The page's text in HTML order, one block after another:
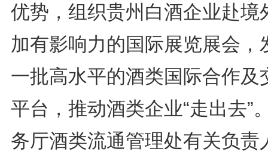
优势，组织贵州白酒企业赴境
加有影响力的国际展览展会，
一批高水平的酒类国际合作及
平台，推动酒类企业“走出去”
务厅酒类流通管理处有关负责